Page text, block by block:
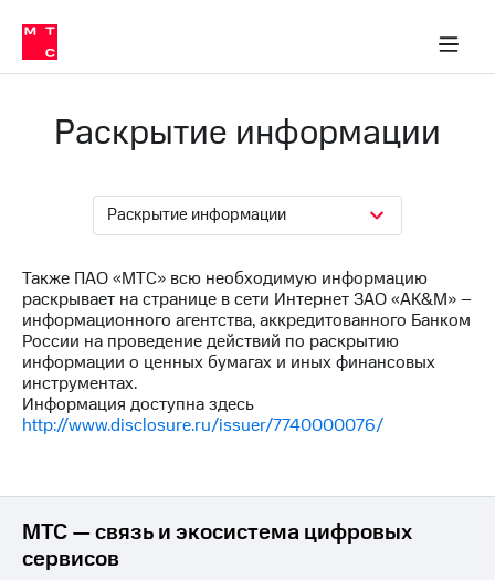
Медиа-центр
и акционерам
Устойчивое развитие
Комплаенс и деловая этика
компании
Карьера
История
компании
Руководство
региона
Правовая
информация
Контакты
МТС
о технологиях
Карьера
в МТС
Пресс-
релизы
о технологиях
Раскрытие информации
Раскрытие информации
Также ПАО «МТС» всю необходимую информацию
раскрывает на странице в сети Интернет ЗАО «AK&M» –
информационного агентства, аккредитованного Банком
России на проведение действий по раскрытию
информации о ценных бумагах и иных финансовых
инструментах.
Информация доступна здесь
http://www.disclosure.ru/issuer/7740000076/
МТС — связь и экосистема цифровых
сервисов